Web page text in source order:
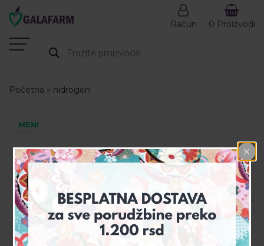
search
Račun 0 Proizvodi
Početna » hidrogen
MENI
AKCIJA
DEZINFEKCIJA
DODACI ISHRANI
GALA SET
GALAHEALTH
KOZMETIKA